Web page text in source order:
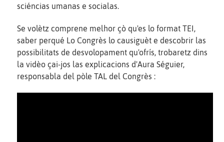
sciéncias umanas e socialas.
Se volètz comprene melhor çò qu'es lo format TEI,
saber perqué Lo Congrès lo causiguèt e descobrir las
possibilitats de desvolopament qu'ofrís, trobaretz dins
la vidèo çai-jos las explicacions d'Aura Séguier,
responsabla del pòle TAL del Congrès :